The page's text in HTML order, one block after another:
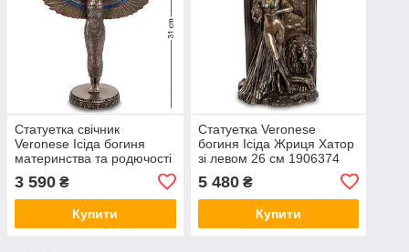
Статуетка свічник
Veronese Ісіда богиня
материнства та родючості
ізіда VE
3 590 ₴
Купити
Статуетка Veronese
богиня Ісіда Жриця Хатор
зі левом 26 см 1906374
хатхор сехмет VE
5 480₴
Купити